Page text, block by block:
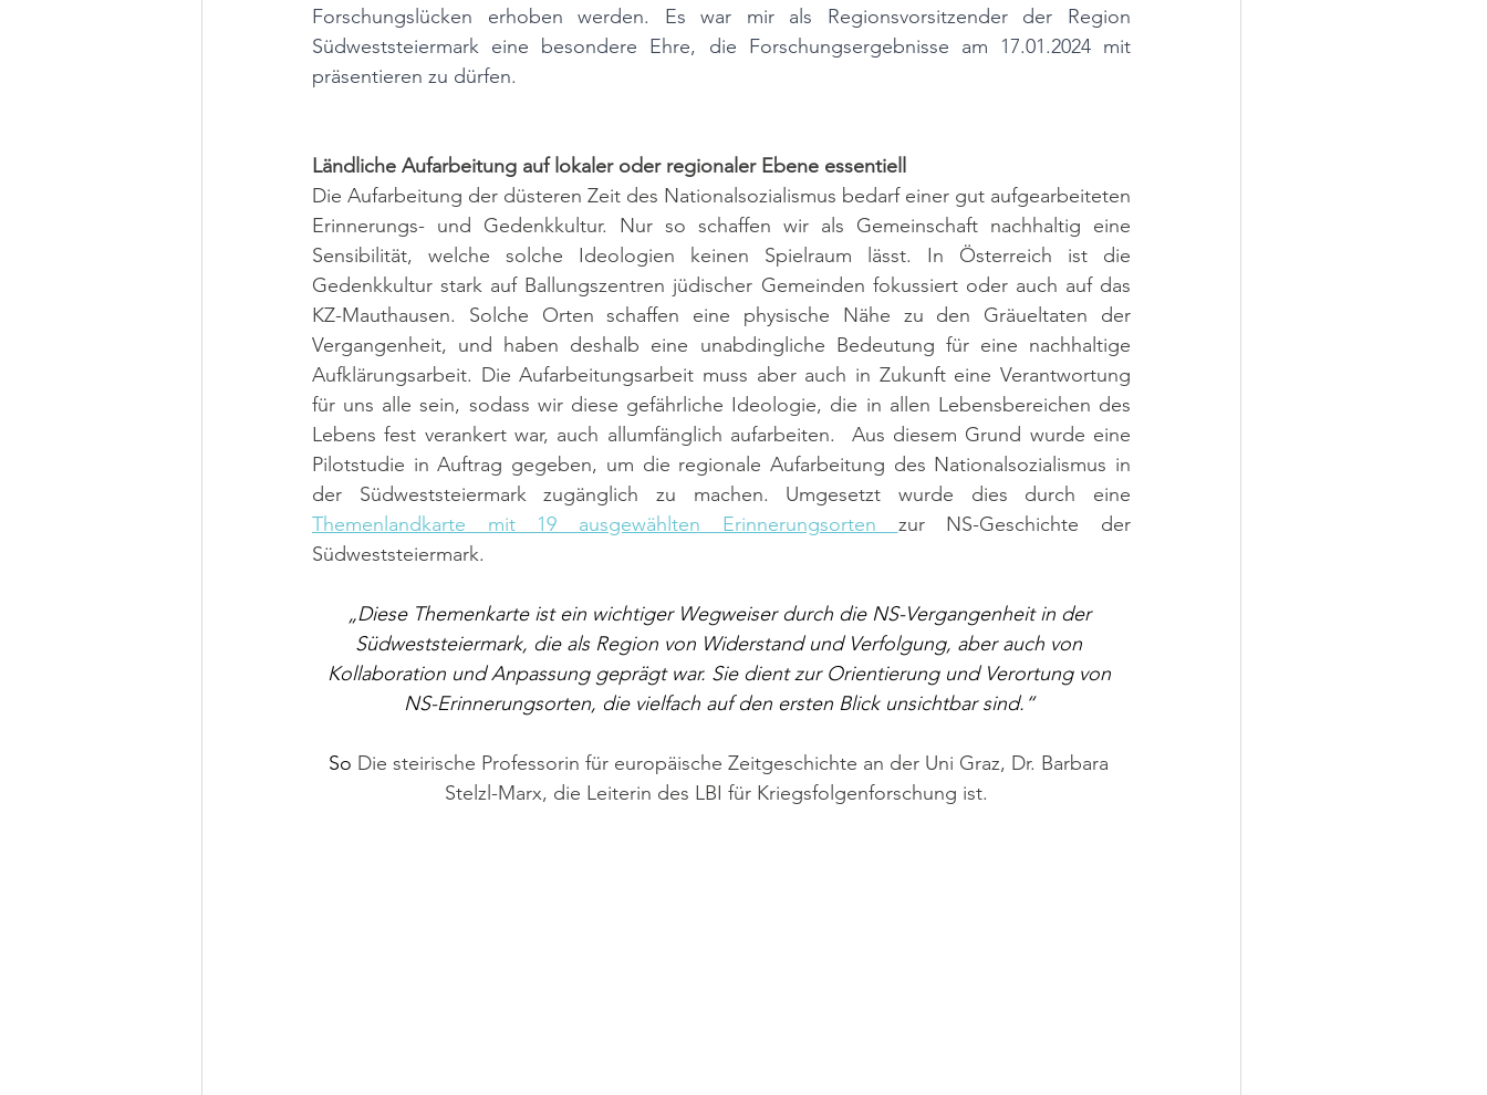
Forschungslücken erhoben werden. Es war mir als Regionsvorsitzender der Region
Südweststeiermark eine besondere Ehre, die Forschungsergebnisse am 17.01.2024 mit
präsentieren zu dürfen.
Ländliche Aufarbeitung auf lokaler oder regionaler Ebene essentiell
Die Aufarbeitung der düsteren Zeit des Nationalsozialismus bedarf einer gut aufgearbeiteten
Erinnerungs- und Gedenkkultur. Nur so schaffen wir als Gemeinschaft nachhaltig eine
Sensibilität, welche solche Ideologien keinen Spielraum lässt. In Österreich ist die
Gedenkkultur stark auf Ballungszentren jüdischer Gemeinden fokussiert oder auch auf das
KZ-Mauthausen. Solche Orten schaffen eine physische Nähe zu den Gräueltaten der
Vergangenheit, und haben deshalb eine unabdingliche Bedeutung für eine nachhaltige
Aufklärungsarbeit. Die Aufarbeitungsarbeit muss aber auch in Zukunft eine Verantwortung
für uns alle sein, sodass wir diese gefährliche Ideologie, die in allen Lebensbereichen des
Lebens fest verankert war, auch allumfänglich aufarbeiten.  Aus diesem Grund wurde eine
Pilotstudie in Auftrag gegeben, um die regionale Aufarbeitung des Nationalsozialismus in
Themenlandkarte mit 19 ausgewählten Erinnerungsorten zur NS-Geschichte der
Südweststeiermark.
„Diese Themenkarte ist ein wichtiger Wegweiser durch die NS-Vergangenheit in der
Südweststeiermark, die als Region von Widerstand und Verfolgung, aber auch von
Kollaboration und Anpassung geprägt war. Sie dient zur Orientierung und Verortung von
NS-Erinnerungsorten, die vielfach auf den ersten Blick unsichtbar sind.“
So Die steirische Professorin für europäische Zeitgeschichte an der Uni Graz, Dr. Barbara
Stelzl-Marx, die Leiterin des LBI für Kriegsfolgenforschung ist.